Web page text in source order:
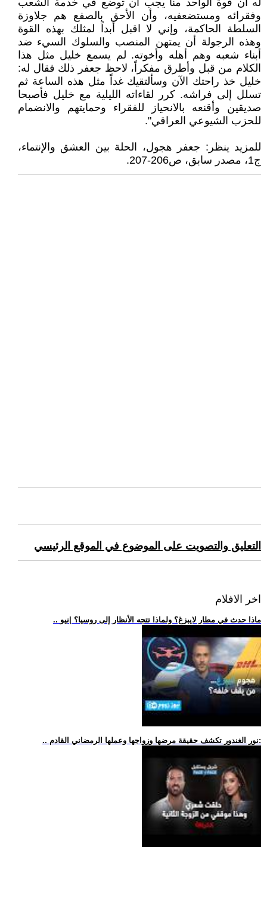
له أن قوة الواحد منا يجب أن توضع في خدمة الشعب
وفقرائه ومستضعفيه، وأن الأحق بالصفع هم جلاوزة
السلطة الحاكمة، وإني لا اقبل أبداً لمثلك بهذه القوة
وهذه الرجولة أن يمتهن المنصب والسلوك السيء ضد
أبناء شعبه وهم أهله وأخوته. لم يسمع خليل مثل هذا
الكلام من قبل وأطرق مفكراً، لاحظ جعفر ذلك فقال له:
خليل خذ راحتك الآن وسألتقيك غداً مثل هذه الساعة ثم
تسلل إلى فراشه. كرر لقاءاته الليلية مع خليل فأصبحا
صديقين وأقنعه بالانحياز للفقراء وحمايتهم والانضمام
للحزب الشيوعي العراقي".
للمزيد ينظر: جعفر هجول، الحلة بين العشق والإنتماء،
ج1، مصدر سابق، ص206-207.
التعليق والتصويت على الموضوع في الموقع الرئيسي
اخر الافلام
.. ماذا حدث في مطار لايبزغ؟ ولماذا تتجه الأنظار إلى روسيا؟ |نيو
.. نور الغندور تكشف حقيقة مرضها وزواجها وعملها الرمضاني القادم: